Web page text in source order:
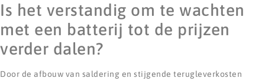
Is het verstandig om te wachten
met een batterij tot de prijzen
verder dalen?
Door de afbouw van saldering en stijgende terugleverkosten